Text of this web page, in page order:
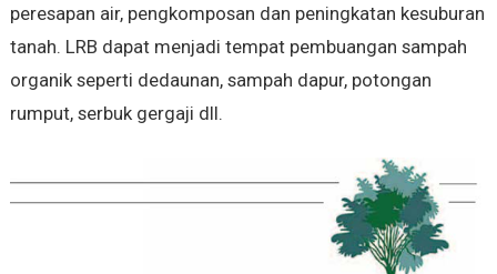
peresapan air, pengkomposan dan peningkatan kesuburan
tanah. LRB dapat menjadi tempat pembuangan sampah
organik seperti dedaunan, sampah dapur, potongan
rumput, serbuk gergaji dll.